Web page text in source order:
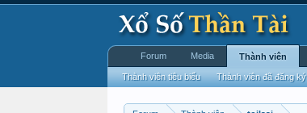
Forum Media Thành viên
Thành viên tiêu biểu Thành viên đã đăng ký